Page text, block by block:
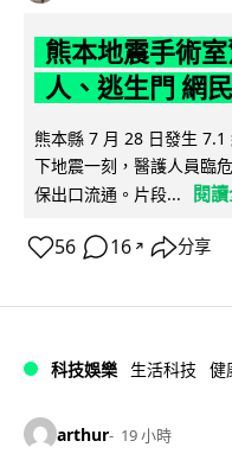
熊本地震手術
人、逃生門 網
熊本縣 7 月 28 日發生
下地震一刻，醫護人員臨
保出口流通。片段...
閱
56 16 ↗ 分享
科技娛樂 生活科技 健
arthur 19 小時